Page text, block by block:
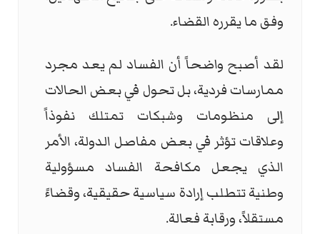
وفق ما يقرره القضاء.
لقد أصبح واضحاً أن الفساد لم يعد مجرد
ممارسات فردية، بل تحول في بعض الحالات
إلى منظومات وشبكات تمتلك نفوذاً
وعلاقات تؤثر في بعض مفاصل الدولة، الأمر
الذي يجعل مكافحة الفساد مسؤولية
وطنية تتطلب إرادة سياسية حقيقية، وقضاءً
مستقلاً، ورقابة فعالة.